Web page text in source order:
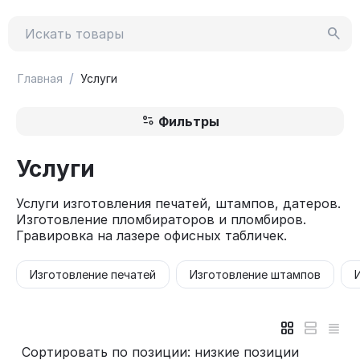
Главная / Услуги
Фильтры
Услуги
Услуги изготовления печатей, штампов, датеров.
Изготовление пломбираторов и пломбиров.
Гравировка на лазере офисных табличек.
Изготовление печатей Изготовление штампов
Сортировать по позиции: низкие позиции